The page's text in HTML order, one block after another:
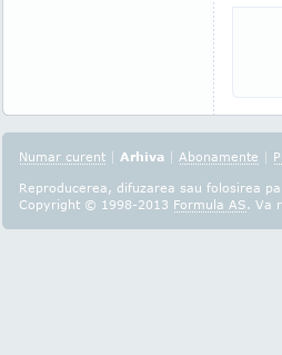
Numar curent | Arhiva | Abonamente |
Reproducerea, difuzarea sau folosirea
Copyright © 1998-2013 Formula AS. Va